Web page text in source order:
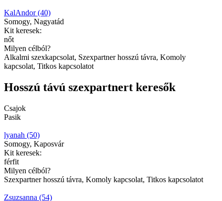
KalAndor (40)
Somogy, Nagyatád
Kit keresek:
nőt
Milyen célból?
Alkalmi szexkapcsolat, Szexpartner hosszú távra, Komoly
kapcsolat, Titkos kapcsolatot
Hosszú távú szexpartnert keresők
Csajok
Pasik
lyanah (50)
Somogy, Kaposvár
Kit keresek:
férfit
Milyen célból?
Szexpartner hosszú távra, Komoly kapcsolat, Titkos kapcsolatot
Zsuzsanna (54)